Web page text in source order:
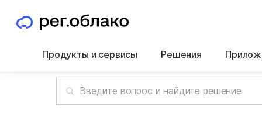
Продукты и сервисы Решения